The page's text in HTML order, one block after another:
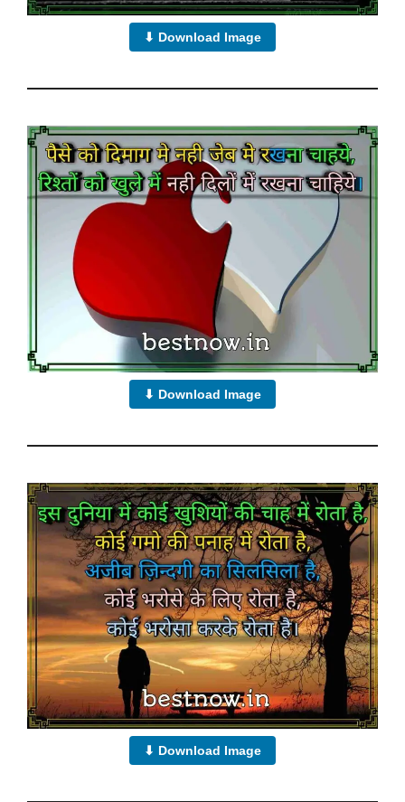
⬇ Download Image
⬇ Download Image
⬇ Download Image